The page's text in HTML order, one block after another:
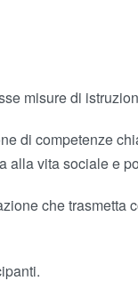
misure di
di competenze
alla vita sociale e
che